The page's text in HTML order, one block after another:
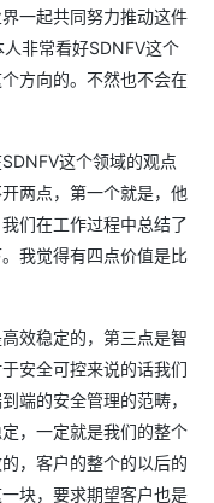
一起共同努力推动这件
非常看好SDNFV这个
方向的。不然也不会在
这个领域的观点
两点，第一个就是，他
们在工作过程中总结了
我觉得有四点价值是比
效稳定的，第三点是智
安全可控来说的话我们
端的安全管理的范畴，
，一定就是我们的整个
，客户的整个的以后的
块，要求期望客户也是